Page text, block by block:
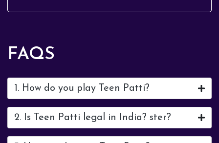
FAQS
1. How do you play Teen Patti?
2. Is Teen Patti legal in India? ster?